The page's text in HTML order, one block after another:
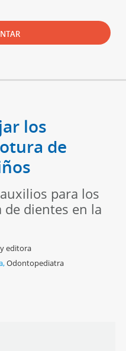
los
de
para los
dientes en la
editora
Odontopediatra